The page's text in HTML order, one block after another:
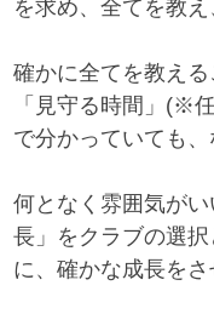
を求め、全てを教
確かに全てを教え
「見守る時間」(※
で分かっていても、
何となく雰囲気が
長」をクラブの選
に、確かな成長を